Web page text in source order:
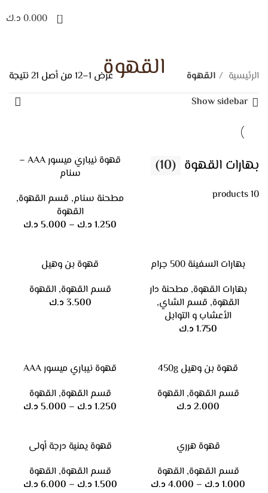
0
0.000 د.ك
القهوة الرئيسية القهوة
عرض 1–12 من أصل 21 نتيجة
Show sidebar
بهارات القهوة (10)
10 products
قهوة نيباري ميسور AAA –
سنام
مطحنة سنام, قسم القهوة,
القهوة
1.250 د.ك –
5.000 د.ك
بهارات السفينة 500 جرام
بهارات القهوة,مطحنة دار
القهوة, قسم الشاي,
الأعشاب و التوابل
1.750 د.ك
قهوة بن وهيل
قسم القهوة,القهوة
3.500 د.ك
قهوة بن وهيل 450g
قسم القهوة,القهوة
2.000 د.ك
قهوة نيباري ميسور AAA
قسم القهوة,القهوة
1.250 د.ك –
5.000 د.ك
قهوة هرري
قسم القهوة,القهوة
1.000 د.ك –
4.000 د.ك
قهوة يمنية درجة أولى
قسم القهوة,القهوة
1.500 د.ك –
6.000 د.ك